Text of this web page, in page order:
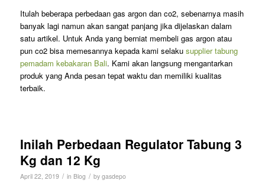
Itulah beberapa perbedaan gas argon dan co2, sebenarnya masih
banyak lagi namun akan sangat panjang jika dijelaskan dalam
satu artikel. Untuk Anda yang berniat membeli gas argon atau
pun co2 bisa memesannya kepada kami selakusupplier tabung
pemadam kebakaran Bali. Kami akan langsung mengantarkan
produk yang Anda pesan tepat waktu dan memiliki kualitas
terbaik.
Inilah Perbedaan Regulator Tabung 3
Kg dan 12 Kg
April 22, 2019 / in Blog / by gasdepo